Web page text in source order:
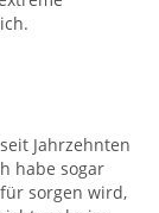
Jahrzehnten
habe sogar
sorgen wird,